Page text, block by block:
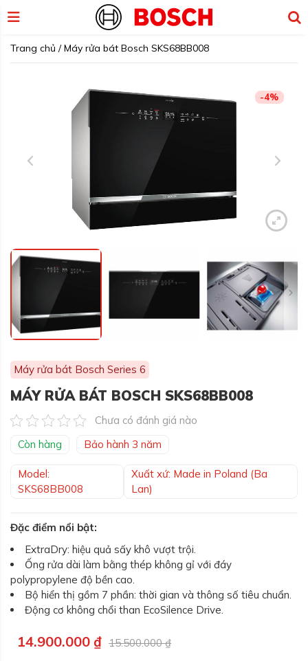
Trang chủ /Máy rửa bát Bosch SKS68BB008
-4%
Máy rửa bát Bosch Series 6
MÁY RỬA BÁT BOSCH SKS68BB008
Chưa có đánh giá nào
Còn hàng
Bảo hành 3 năm
Model:
SKS68BB008
Xuất xứ: Made in Poland (Ba
Lan)
Đặc điểm nổi bật:
ExtraDry: hiệu quả sấy khô vượt trội.
Ống rửa dài làm bằng thép không gỉ với đáy
polypropylene độ bền cao.
Bộ hiển thị gồm 7 phần: thời gian và thông số tiêu chuẩn.
Động cơ không chổi than EcoSilence Drive.
15.500.000₫
Giá
14.900.000 ₫
Giá